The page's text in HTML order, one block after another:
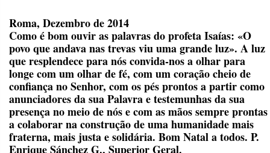
Roma, Dezembro de 2014
Como é bom ouvir as palavras do profeta Isaías: «O
povo que andava nas trevas viu uma grande luz». A luz
que resplendece para nós convida-nos a olhar para
longe com um olhar de fé, com um coração cheio de
confiança no Senhor, com os pés prontos a partir como
anunciadores da sua Palavra e testemunhas da sua
presença no meio de nós e com as mãos sempre prontas
a colaborar na construção de uma humanidade mais
fraterna, mais justa e solidária. Bom Natal a todos. P.
Enrique Sánchez G., Superior Geral.